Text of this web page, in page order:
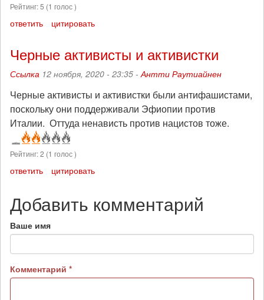
Рейтинг:5 (1 голос )
ответить цитировать
Черные активисты и активистки
Ссылка 12 ноября, 2020 - 23:35 - Антти Раутиайнен
Черные активисты и активистки были антифашистами,
поскольку они поддерживали Эфиопии против
Италии. Оттуда ненависть против нацистов тоже.
Рейтинг:2 (1 голос )
ответить цитировать
Добавить комментарий
Ваше имя
Комментарий *